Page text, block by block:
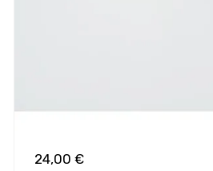
24,00 €